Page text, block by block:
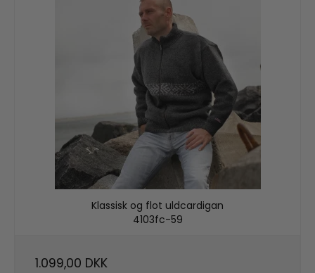
Klassisk og flot uldcardigan
4103fc-59
1.099,00 DKK